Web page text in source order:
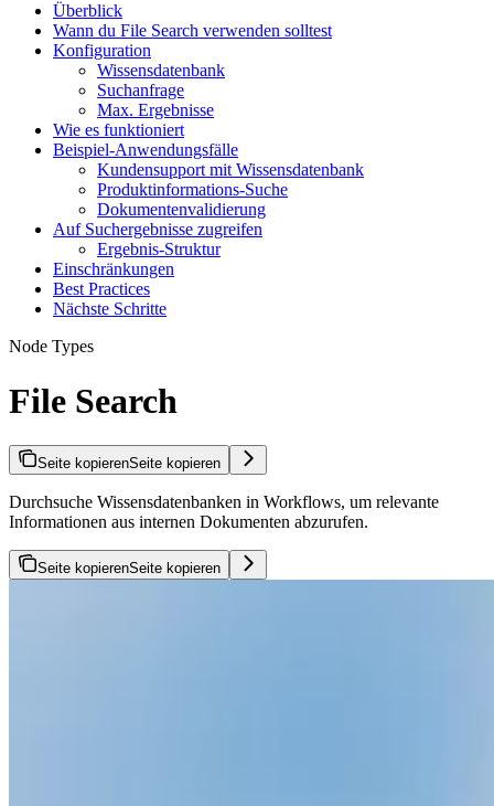
Überblick
Wann du File Search verwenden solltest
Konfiguration
Wissensdatenbank
Suchanfrage
Max. Ergebnisse
Wie es funktioniert
Beispiel-Anwendungsfälle
Kundensupport mit Wissensdatenbank
Produktinformations-Suche
Dokumentenvalidierung
Auf Suchergebnisse zugreifen
Ergebnis-Struktur
Einschränkungen
Best Practices
Nächste Schritte
Node Types
File Search
Seite kopierenSeite kopieren
Durchsuche Wissensdatenbanken in Workflows, um relevante
Informationen aus internen Dokumenten abzurufen.
Seite kopierenSeite kopieren